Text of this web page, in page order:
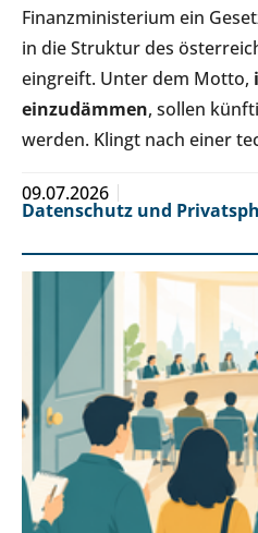
Finanzministerium ein
in die Struktur des
eingreift. Unter dem Motto,
einzudämmen, sollen
werden. Klingt nach einer
09.07.2026
Datenschutz und